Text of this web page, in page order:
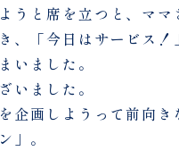
うと席を立つと、マ
、「今日はサービス！」
いました。
いました。
画しようって前向き
。